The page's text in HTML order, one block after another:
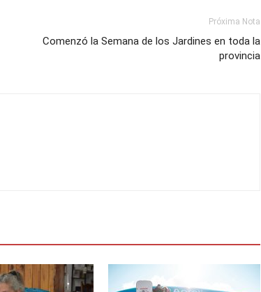
Próxima Nota
Comenzó la Semana de los Jardines en toda la
provincia